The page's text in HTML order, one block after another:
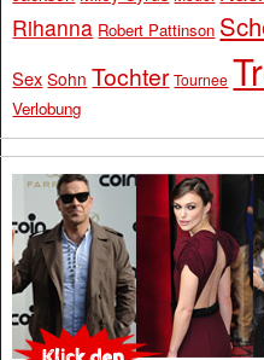
Rihanna Robert Pattinson
Sex Sohn Tochter Tournee
Verlobung